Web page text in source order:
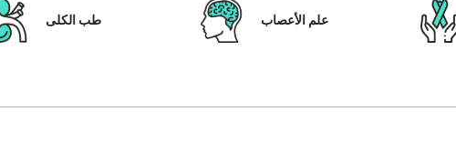
طب الكلى علم الأعصاب